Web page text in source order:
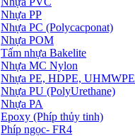
Nhựa PP
Nhựa PC (Polycacponat)
Nhựa POM
Tấm nhựa Bakelite
Nhựa MC Nylon
Nhựa PE, HDPE, UHMWPE
Nhựa PU (PolyUrethane)
Nhựa PA
Epoxy (Phíp thủy tinh)
Phíp ngọc- FR4